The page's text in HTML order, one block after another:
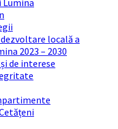
Lumina
locală a
2023 – 2030
de interese